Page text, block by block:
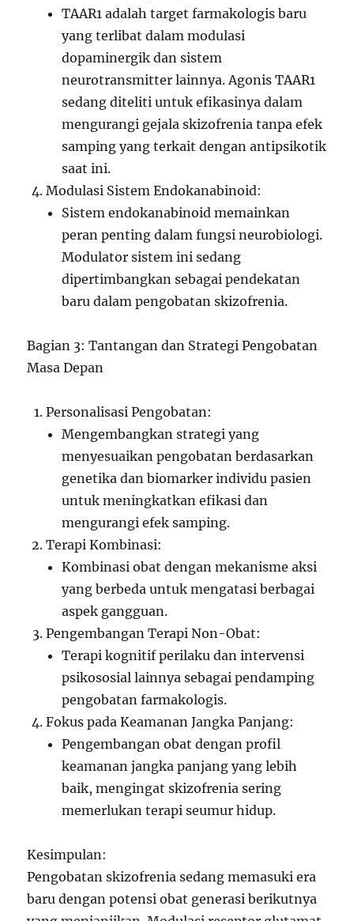
TAAR1 adalah target farmakologis baru
yang terlibat dalam modulasi
dopaminergik dan sistem
neurotransmitter lainnya. Agonis TAAR1
sedang diteliti untuk efikasinya dalam
mengurangi gejala skizofrenia tanpa efek
samping yang terkait dengan antipsikotik
saat ini.
Modulasi Sistem Endokanabinoid:
Sistem endokanabinoid memainkan
peran penting dalam fungsi neurobiologi.
Modulator sistem ini sedang
dipertimbangkan sebagai pendekatan
baru dalam pengobatan skizofrenia.
Bagian 3: Tantangan dan Strategi Pengobatan
Masa Depan
Personalisasi Pengobatan:
Mengembangkan strategi yang
menyesuaikan pengobatan berdasarkan
genetika dan biomarker individu pasien
untuk meningkatkan efikasi dan
mengurangi efek samping.
Terapi Kombinasi:
Kombinasi obat dengan mekanisme aksi
yang berbeda untuk mengatasi berbagai
aspek gangguan.
Pengembangan Terapi Non-Obat:
Terapi kognitif perilaku dan intervensi
psikososial lainnya sebagai pendamping
pengobatan farmakologis.
Fokus pada Keamanan Jangka Panjang:
Pengembangan obat dengan profil
keamanan jangka panjang yang lebih
baik, mengingat skizofrenia sering
memerlukan terapi seumur hidup.
Kesimpulan:
Pengobatan skizofrenia sedang memasuki era
baru dengan potensi obat generasi berikutnya